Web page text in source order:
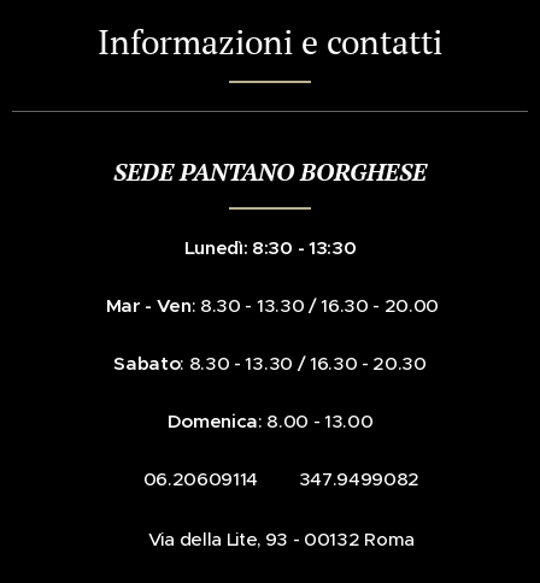
Informazioni e contatti
SEDE PANTANO BORGHESE
Lunedì: 8:30 - 13:30
Mar - Ven: 8.30 - 13.30 / 16.30 - 20.00
Sabato: 8.30 - 13.30 / 16.30 - 20.30
Domenica: 8.00 - 13.00
☎️ 06.20609114 📞 347.9499082
📍Via della Lite, 93 - 00132 Roma